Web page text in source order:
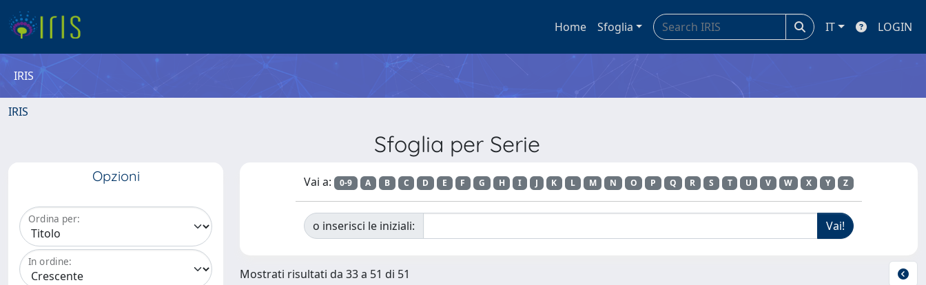
Home Sfoglia IT LOGIN
IRIS
IRIS
Sfoglia per Serie
Opzioni
Ordina per:
In ordine:
Vai a: 0-9 A B C D E F G H I J K L M N O P Q R S T U V W X Y Z
o inserisci le iniziali:
Mostrati risultati da 33 a 51 di 51